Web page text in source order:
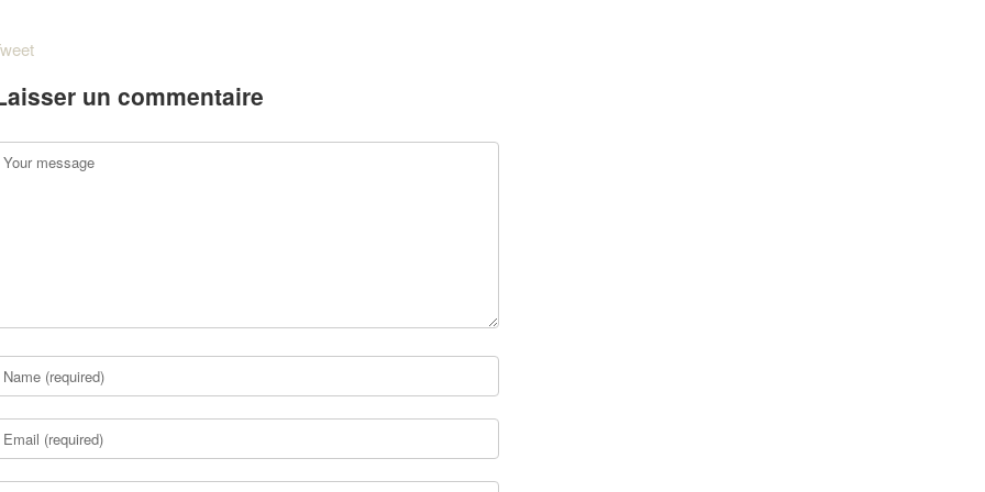
un commentaire